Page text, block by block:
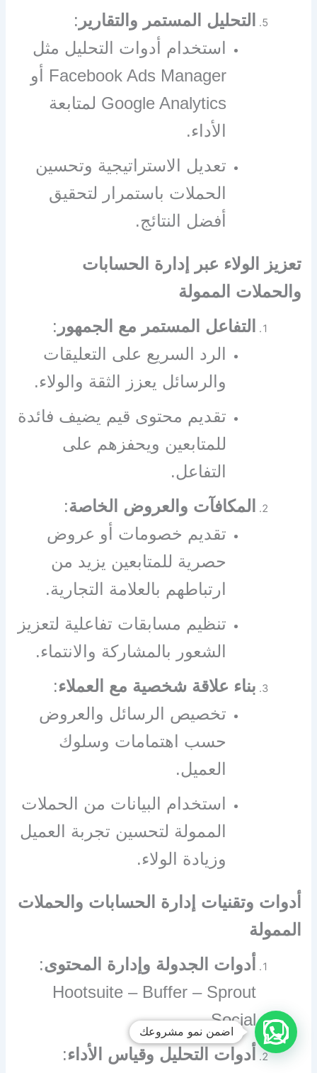
التحليل المستمر والتقارير :
استخدام أدوات التحليل مثل
Facebook Ads Manager أو
Google Analytics لمتابعة
الأداء.
تعديل الاستراتيجية وتحسين
الحملات باستمرار لتحقيق
أفضل النتائج.
تعزيز الولاء عبر إدارة الحسابات
والحملات الممولة
التفاعل المستمر مع الجمهور :
الرد السريع على التعليقات
والرسائل يعزز الثقة والولاء.
تقديم محتوى قيم يضيف فائدة
للمتابعين ويحفزهم على
التفاعل.
المكافآت والعروض الخاصة:
تقديم خصومات أو عروض
حصرية للمتابعين يزيد من
ارتباطهم بالعلامة التجارية.
تنظيم مسابقات تفاعلية لتعزيز
الشعور بالمشاركة والانتماء.
بناء علاقة شخصية مع العملاء:
تخصيص الرسائل والعروض
حسب اهتمامات وسلوك
العميل.
استخدام البيانات من الحملات
الممولة لتحسين تجربة العميل
وزيادة الولاء.
أدوات وتقنيات إدارة الحسابات والحملات
الممولة
أدوات الجدولة وإدارة المحتوى:
Hootsuite – Buffer – Sprout
Social.
أدوات التحليل وقياس الأداء:
اضمن نمو مشروعك